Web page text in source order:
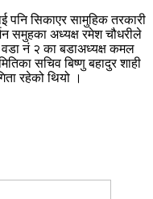
सिकाएर सामुहिक तरकारी
समुहका अध्यक्ष रमेश चौधरीले
वडा नं २ का बडाअध्यक्ष कमल
सचिव बिष्णु बहादुर शाही
रहेको थियो ।